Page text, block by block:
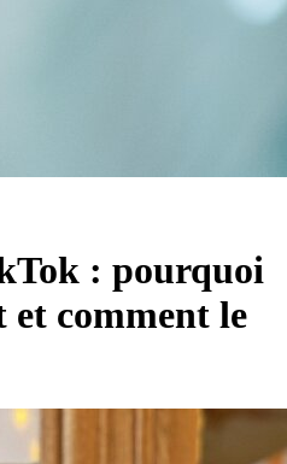
: pourquoi
comment le